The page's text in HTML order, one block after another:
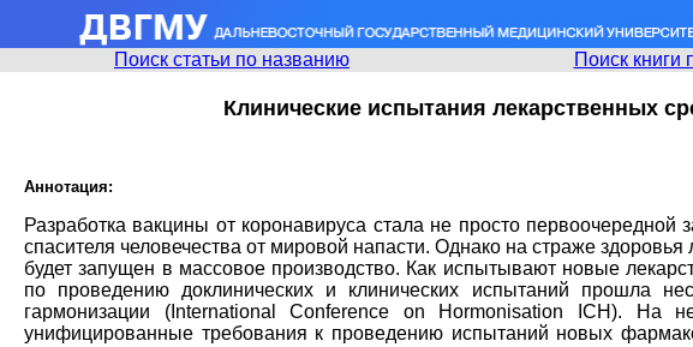
Поиск статьи по названию Поиск книги
Клинические испытания лекарственных
Аннотация:
Разработка вакцины от коронавируса стала не просто
спасителя человечества от мировой напасти. Однако на страже
будет запущен в массовое производство. Как испытывают новые
по проведению доклинических и клинических испытаний прошла
гармонизации (International Conference on Hormonisation ICH). На
унифицированные требования к проведению испытаний новых